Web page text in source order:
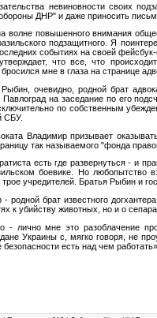
невиновности своих
ДНР" и даже приносить
волне повышенного внимания
подзащитного. Я
событиях на своей фейсбук-
что все, что
мне в глаза на странице
очевидно, родной брат
Павлоград на заседание по его
по собственным
СБУ.
Владимир призывает
так называемого "фонда
есть где развернуться - и
боевике. Но любопытство
трое учредителей. Братья Рыбин и
- родной брат известного
к убийству животных, но и о
- лично мне это разоблачение
Украины с, мягко говоря, не
есть над чем